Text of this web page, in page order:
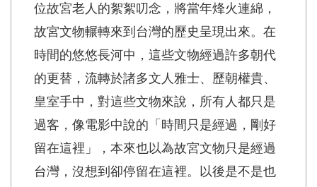
位故宮老人的絮絮叨念，將當年烽火連綿，
故宮文物輾轉來到台灣的歷史呈現出來。在
時間的悠悠長河中，這些文物經過許多朝代
的更替，流轉於諸多文人雅士、歷朝權貴、
皇室手中，對這些文物來說，所有人都只是
過客，像電影中說的「時間只是經過，剛好
留在這裡」，本來也以為故宮文物只是經過
台灣，沒想到卻停留在這裡。以後是不是也